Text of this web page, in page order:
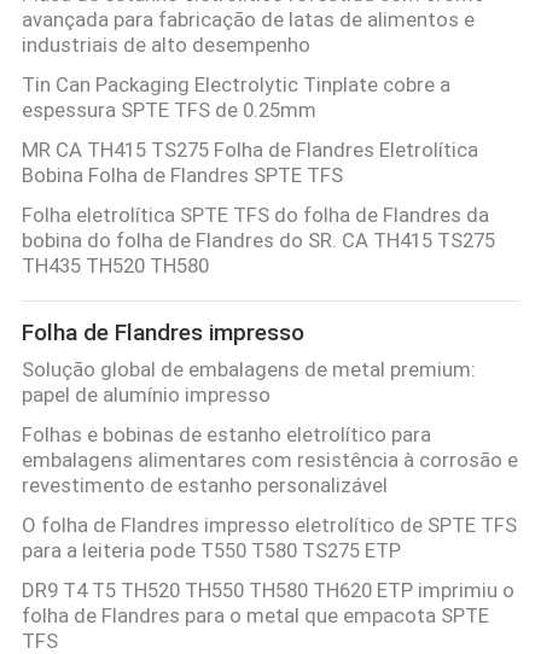
avançada para fabricação de latas de alimentos e
industriais de alto desempenho
Tin Can Packaging Electrolytic Tinplate cobre a
espessura SPTE TFS de 0.25mm
MR CA TH415 TS275 Folha de Flandres Eletrolítica
Bobina Folha de Flandres SPTE TFS
Folha eletrolítica SPTE TFS do folha de Flandres da
bobina do folha de Flandres do SR. CA TH415 TS275
TH435 TH520 TH580
Folha de Flandres impresso
Solução global de embalagens de metal premium:
papel de alumínio impresso
Folhas e bobinas de estanho eletrolítico para
embalagens alimentares com resistência à corrosão e
revestimento de estanho personalizável
O folha de Flandres impresso eletrolítico de SPTE TFS
para a leiteria pode T550 T580 TS275 ETP
DR9 T4 T5 TH520 TH550 TH580 TH620 ETP imprimiu o
folha de Flandres para o metal que empacota SPTE
TFS